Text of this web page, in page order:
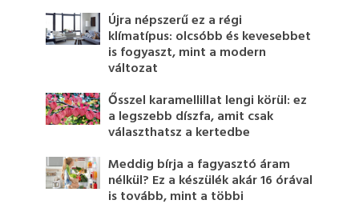
Újra népszerű ez a régi
klímatípus: olcsóbb és kevesebbet
is fogyaszt, mint a modern
változat
Ősszel karamellillat lengi körül: ez
a legszebb díszfa, amit csak
választhatsz a kertedbe
Meddig bírja a fagyasztó áram
nélkül? Ez a készülék akár 16 órával
is tovább, mint a többi